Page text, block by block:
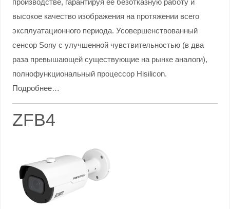
производстве, гарантируя ее безотказную работу и
высокое качество изображения на протяжении всего
эксплуатационного периода. Усовершенствованный
сенсор Sony с улучшенной чувствительностью (в два
раза превышающей существующие на рынке аналоги),
полнофункциональный процессор Hisilicon.
Подробнее…
ZFB4